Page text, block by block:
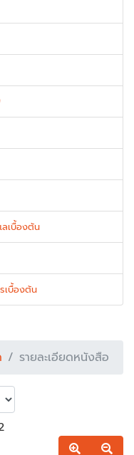
เบื้องต้น
เบื้องต้น
รายละเอียดหนังสือ